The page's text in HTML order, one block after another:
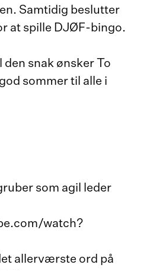
Samtidig beslutter
at spille DJØF-bingo.
den snak ønsker To
sommer til alle i
som agil leder
watch?
allerværste ord på